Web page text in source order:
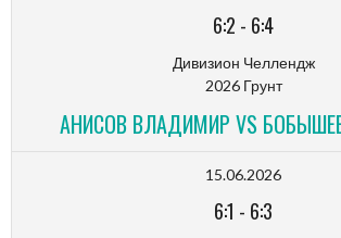
6:2 - 6:4
Дивизион Челлендж
2026 Грунт
АНИСОВ ВЛАДИМИР VS
15.06.2026
6:1 - 6:3